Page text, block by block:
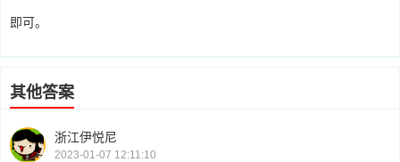
即可。
其他答案
浙江伊悦尼
2023-01-07 12:11:10